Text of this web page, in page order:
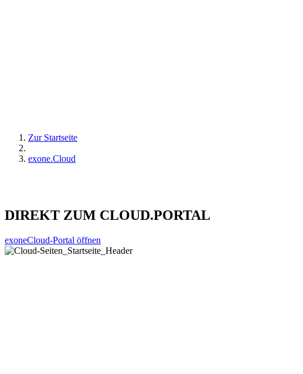
Zur Startseite
exone.Cloud
DIREKT ZUM CLOUD.PORTAL
exoneCloud-Portal öffnen